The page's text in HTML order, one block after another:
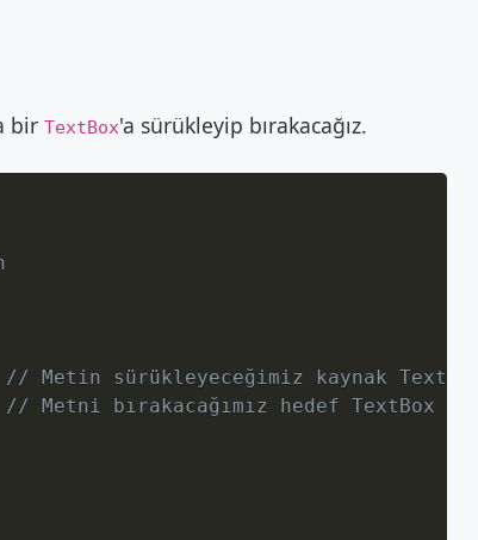
bir TextBox'a sürükleyip bırakacağız.
// Metin sürükleyeceğimiz kaynak TextBox
// Metni bırakacağımız hedef TextBox